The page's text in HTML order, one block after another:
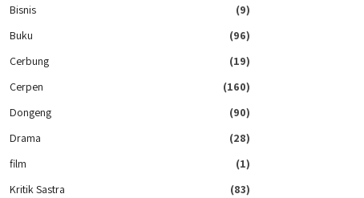
Bisnis
(9)
Buku
(96)
Cerbung
(19)
Cerpen
(160)
Dongeng
(90)
Drama
(28)
film
(1)
Kritik Sastra
(83)